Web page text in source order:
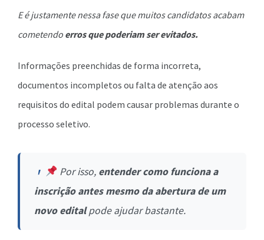
E é justamente nessa fase que muitos candidatos acabam
cometendo erros que poderiam ser evitados.
Informações preenchidas de forma incorreta,
documentos incompletos ou falta de atenção aos
requisitos do edital podem causar problemas durante o
processo seletivo.
Por isso, entender como funciona a
inscrição antes mesmo da abertura de um
novo editalpode ajudar bastante.